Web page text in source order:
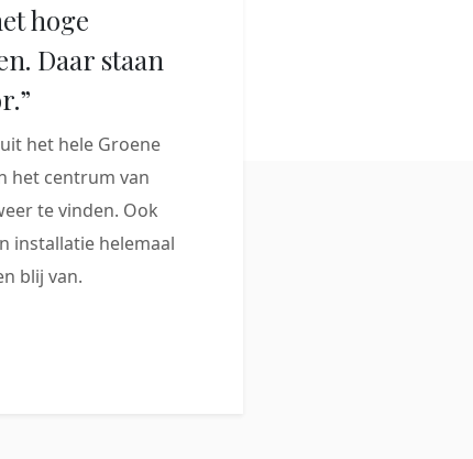
hoge
Daar staan
het hele Groene
het centrum van
te vinden. Ook
installatie helemaal
blij van.